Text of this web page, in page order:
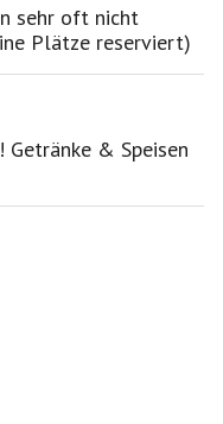
14 (Haltestelle
willkommen
barrierefreien
sehr oft nicht
Plätze reserviert)
& Speisen